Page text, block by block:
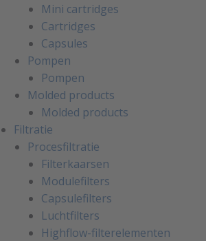
Mini cartridges
Cartridges
Capsules
Pompen
Pompen
Molded products
Molded products
Filtratie
Procesfiltratie
Filterkaarsen
Modulefilters
Capsulefilters
Luchtfilters
Highflow-filterelementen